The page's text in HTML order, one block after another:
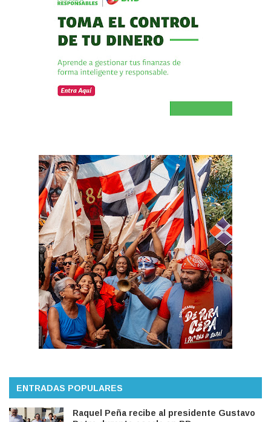
ENTRADAS POPULARES
Raquel Peña recibe al presidente Gustavo